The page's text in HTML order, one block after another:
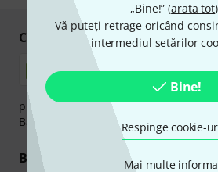
„Bine!” (arata tot
Vă puteți retrage oricând
intermediul setărilor
Bine!
Respinge cookie-
Mai multe
Cumpărați și plătiți în
plata se poate efectua în siguranță cu
Bancar sau Card de credit.
Beneficiile tale